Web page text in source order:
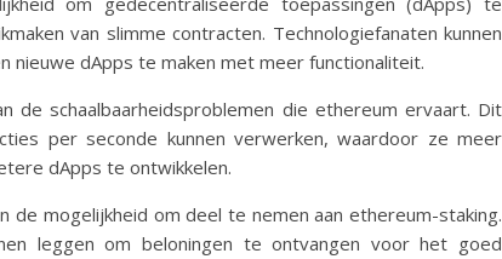
van slimme contracten. Technologiefanaten kunnen
dApps te maken met meer functionaliteit.
de schaalbaarheidsproblemen die ethereum ervaart. Dit
per seconde kunnen verwerken, waardoor ze meer
dApps te ontwikkelen.
mogelijkheid om deel te nemen aan ethereum-staking.
leggen om beloningen te ontvangen voor het goed